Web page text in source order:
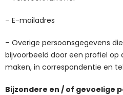
– E-mailadres
– Overige persoonsgegevens
bijvoorbeeld door een profiel op
maken, in correspondentie en
Bijzondere en / of gevoelige